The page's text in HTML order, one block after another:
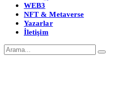
WEB3
NFT & Metaverse
Yazarlar
İletişim